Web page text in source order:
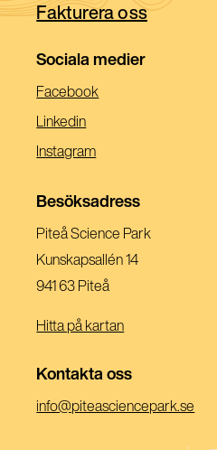
fönster)
Fakturera oss
Sociala medier
Facebook(Öppnas
Linkedin(Öppnas
Nytt
Instagram(Öppnas
Ett
Besöksadress
Piteå Science Park
Kunskapsallén 14
941 63 Piteå
Hitta på kartan
Kontakta oss
info@piteasciencepark.se